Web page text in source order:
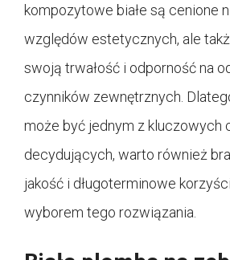
kompozytowe białe są cenione
względów estetycznych, ale
swoją trwałość i odporność na
czynników zewnętrznych.
może być jednym z kluczowych
decydujących, warto również
jakość i długoterminowe
wyborem tego rozwiązania.